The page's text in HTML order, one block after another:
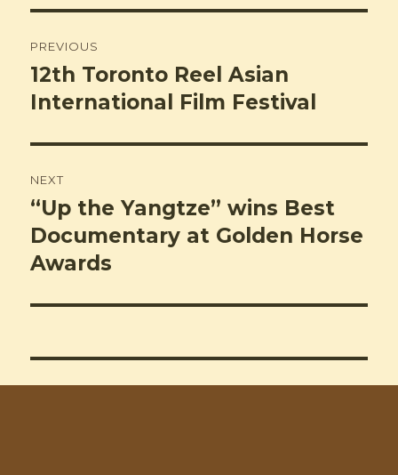
navigation
PREVIOUS
Previous
post:
12th Toronto Reel Asian
International Film Festival
NEXT
Next
post:
“Up the Yangtze” wins Best
Documentary at Golden Horse
Awards